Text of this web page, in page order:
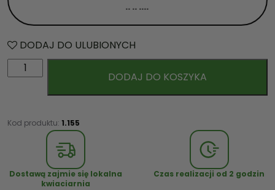
DODAJ DO ULUBIONYCH
l
ć
k
DODAJ DO KOSZYKA
Kod produktu: 1.155
Dostawą zajmie się lokalna
kwiaciarnia
Czas realizacji od 2 godzin